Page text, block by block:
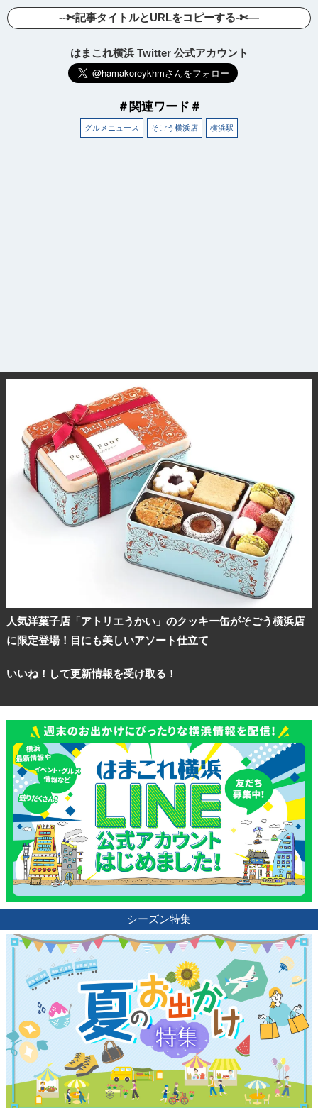
--✄記事タイトルとURLをコピーする-✄—
はまこれ横浜 Twitter 公式アカウント
＃関連ワード＃
グルメニュース そごう横浜店 横浜駅
人気洋菓子店「アトリエうかい」のクッキー缶がそごう横浜店
に限定登場！目にも美しいアソート仕立て
いいね！して更新情報を受け取る！
シーズン特集
観光ガイド
ランキング